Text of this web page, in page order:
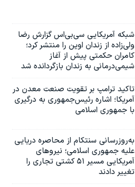
شبکه آمریکایی سی‌بی‌‌اس گزارش رضا
ولی‌زاده از زندان اوین را منتشر کرد؛
کامران حکمتی پیش از آغاز
شیمی‌درمانی به زندان بازگردانده شد
تاکید ترامپ بر تقویت صنعت معدن در
آمریکا؛ اشاره رئیس‌جمهوری به درگیری
با جمهوری اسلامی
به‌روزرسانی سنتکام از محاصره دریایی
علیه جمهوری اسلامی؛ نیروهای
آمریکایی مسیر ۵۱ کشتی تجاری را
تغییر دادند